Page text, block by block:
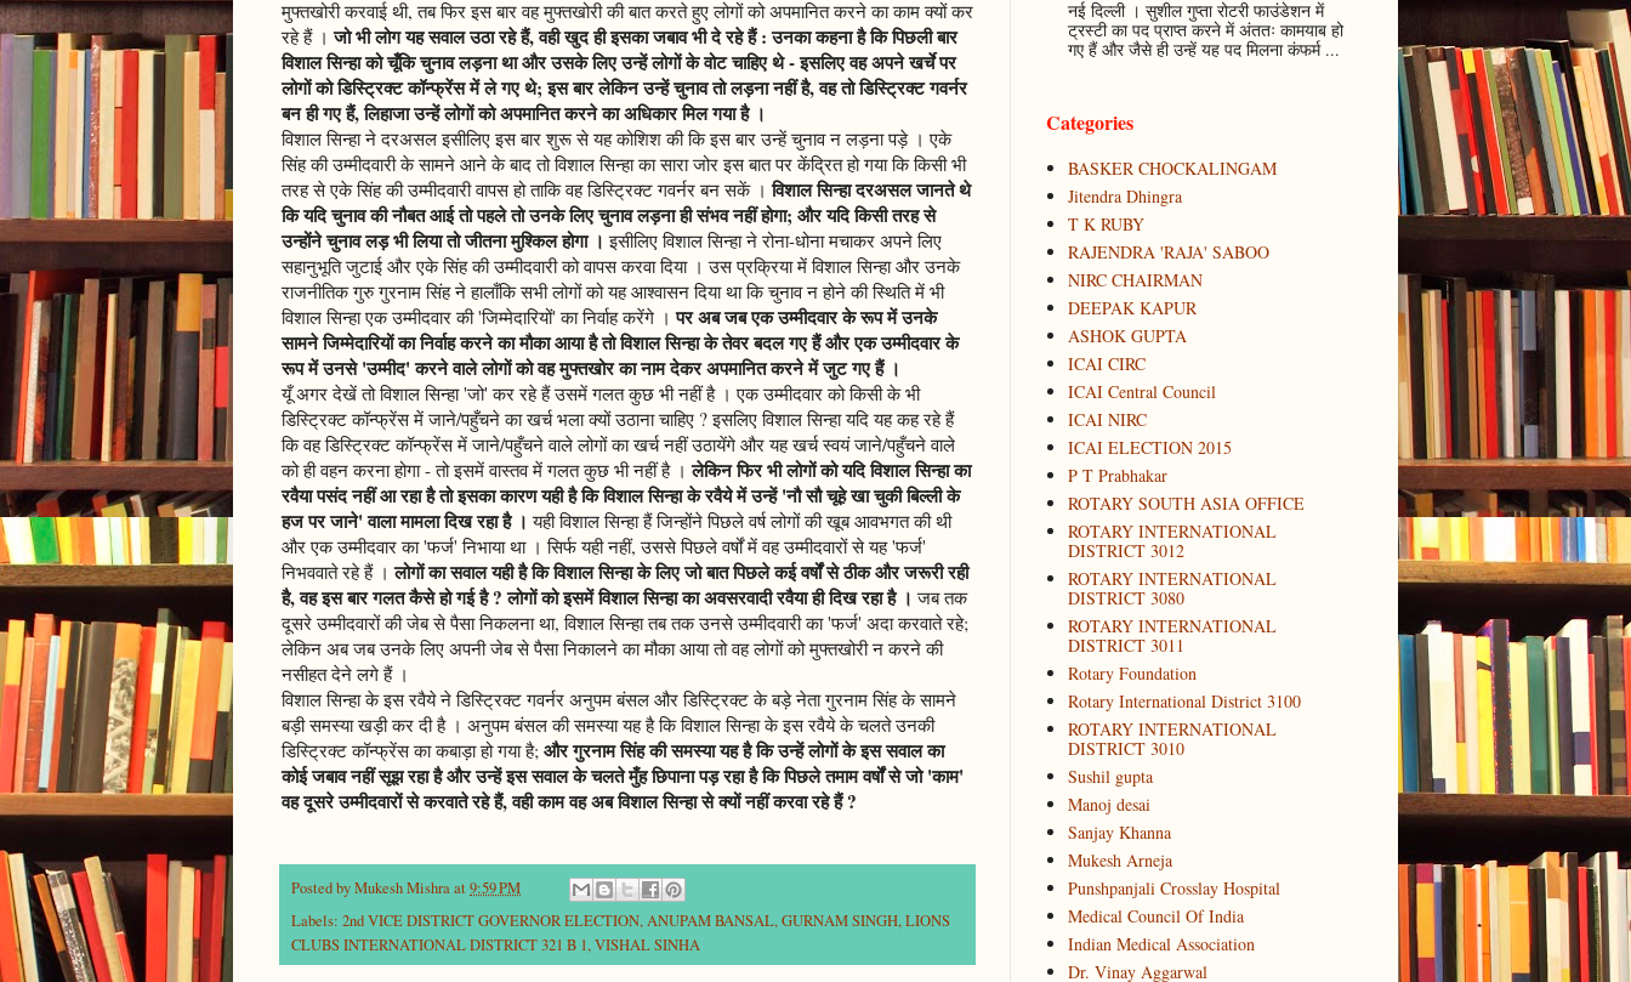
मुफ्तखोरी करवाई थी, तब फिर इस बार वह मुफ्तखोरी की बात करते हुए लोगों को अपमानित करने का काम क्यों कर
रहे हैं ।जो भी लोग यह सवाल उठा रहे हैं, वही खुद ही इसका जबाव भी दे रहे हैं : उनका कहना है कि पिछली बार
विशाल सिन्हा को चूँकि चुनाव लड़ना था और उसके लिए उन्हें लोगों के वोट चाहिए थे - इसलिए वह अपने खर्चे पर
लोगों को डिस्ट्रिक्ट कॉन्फ्रेंस में ले गए थे; इस बार लेकिन उन्हें चुनाव तो लड़ना नहीं है, वह तो डिस्ट्रिक्ट गवर्नर
बन ही गए हैं, लिहाजा उन्हें लोगों को अपमानित करने का अधिकार मिल गया है ।
विशाल सिन्हा ने दरअसल इसीलिए इस बार शुरू से यह कोशिश की कि इस बार उन्हें चुनाव न लड़ना पड़े । एके
सिंह की उम्मीदवारी के सामने आने के बाद तो विशाल सिन्हा का सारा जोर इस बात पर केंद्रित हो गया कि किसी भी
तरह से एके सिंह की उम्मीदवारी वापस हो ताकि वह डिस्ट्रिक्ट गवर्नर बन सकें ।विशाल सिन्हा दरअसल जानते थे
कि यदि चुनाव की नौबत आई तो पहले तो उनके लिए चुनाव लड़ना ही संभव नहीं होगा; और यदि किसी तरह से
उन्होंने चुनाव लड़ भी लिया तो जीतना मुश्किल होगा । इसीलिए विशाल सिन्हा ने रोना-धोना मचाकर अपने लिए
सहानुभूति जुटाई और एके सिंह की उम्मीदवारी को वापस करवा दिया । उस प्रक्रिया में विशाल सिन्हा और उनके
राजनीतिक गुरु गुरनाम सिंह ने हालाँकि सभी लोगों को यह आश्वासन दिया था कि चुनाव न होने की स्थिति में भी
विशाल सिन्हा एक उम्मीदवार की 'जिम्मेदारियों' का निर्वाह करेंगे ।पर अब जब एक उम्मीदवार के रूप में उनके
सामने जिम्मेदारियों का निर्वाह करने का मौका आया है तो विशाल सिन्हा के तेवर बदल गए हैं और एक उम्मीदवार के
रूप में उनसे 'उम्मीद' करने वाले लोगों को वह मुफ्तखोर का नाम देकर अपमानित करने में जुट गए हैं ।
यूँ अगर देखें तो विशाल सिन्हा 'जो' कर रहे हैं उसमें गलत कुछ भी नहीं है । एक उम्मीदवार को किसी के भी
डिस्ट्रिक्ट कॉन्फ्रेंस में जाने/पहुँचने का खर्च भला क्यों उठाना चाहिए ? इसलिए विशाल सिन्हा यदि यह कह रहे हैं
कि वह डिस्ट्रिक्ट कॉन्फ्रेंस में जाने/पहुँचने वाले लोगों का खर्च नहीं उठायेंगे और यह खर्च स्वयं जाने/पहुँचने वाले
को ही वहन करना होगा - तो इसमें वास्तव में गलत कुछ भी नहीं है ।लेकिन फिर भी लोगों को यदि विशाल सिन्हा का
रवैया पसंद नहीं आ रहा है तो इसका कारण यही है कि विशाल सिन्हा के रवैये में उन्हें 'नौ सौ चूहे खा चुकी बिल्ली के
हज पर जाने' वाला मामला दिख रहा है । यही विशाल सिन्हा हैं जिन्होंने पिछले वर्ष लोगों की खूब आवभगत की थी
और एक उम्मीदवार का 'फर्ज' निभाया था । सिर्फ यही नहीं, उससे पिछले वर्षों में वह उम्मीदवारों से यह 'फर्ज'
निभववाते रहे हैं ।लोगों का सवाल यही है कि विशाल सिन्हा के लिए जो बात पिछले कई वर्षों से ठीक और जरूरी रही
है, वह इस बार गलत कैसे हो गई है ? लोगों को इसमें विशाल सिन्हा का अवसरवादी रवैया ही दिख रहा है । जब तक
दूसरे उम्मीदवारों की जेब से पैसा निकलना था, विशाल सिन्हा तब तक उनसे उम्मीदवारी का 'फर्ज' अदा करवाते रहे;
लेकिन अब जब उनके लिए अपनी जेब से पैसा निकालने का मौका आया तो वह लोगों को मुफ्तखोरी न करने की
नसीहत देने लगे हैं ।
विशाल सिन्हा के इस रवैये ने डिस्ट्रिक्ट गवर्नर अनुपम बंसल और डिस्ट्रिक्ट के बड़े नेता गुरनाम सिंह के सामने
बड़ी समस्या खड़ी कर दी है । अनुपम बंसल की समस्या यह है कि विशाल सिन्हा के इस रवैये के चलते उनकी
डिस्ट्रिक्ट कॉन्फ्रेंस का कबाड़ा हो गया है; और गुरनाम सिंह की समस्या यह है कि उन्हें लोगों के इस सवाल का
कोई जबाव नहीं सूझ रहा है और उन्हें इस सवाल के चलते मुँह छिपाना पड़ रहा है कि पिछले तमाम वर्षों से जो 'काम'
वह दूसरे उम्मीदवारों से करवाते रहे हैं, वही काम वह अब विशाल सिन्हा से क्यों नहीं करवा रहे हैं ?
Posted byMukesh Mishraat 9:59 PM
Labels: 2nd VICE DISTRICT GOVERNOR ELECTION,ANUPAM BANSAL,GURNAM SINGH,LIONS
CLUBS INTERNATIONAL DISTRICT 321 B 1,VISHAL SINHA
नई दिल्ली । सुशील गुप्ता रोटरी फाउंडेशन में
ट्रस्टी का पद प्राप्त करने में अंततः कामयाब हो
गए हैं और जैसे ही उन्हें यह पद मिलना कंफर्म ...
Categories
BASKER CHOCKALINGAM
Jitendra Dhingra
T K RUBY
RAJENDRA 'RAJA' SABOO
NIRC CHAIRMAN
DEEPAK KAPUR
ASHOK GUPTA
ICAI CIRC
ICAI Central Council
ICAI NIRC
ICAI ELECTION 2015
P T Prabhakar
ROTARY SOUTH ASIA OFFICE
ROTARY INTERNATIONAL
DISTRICT 3012
ROTARY INTERNATIONAL
DISTRICT 3080
ROTARY INTERNATIONAL
DISTRICT 3011
Rotary Foundation
Rotary International District 3100
ROTARY INTERNATIONAL
DISTRICT 3010
Sushil gupta
Manoj desai
Sanjay Khanna
Mukesh Arneja
Punshpanjali Crosslay Hospital
Medical Council Of India
Indian Medical Association
Dr. Vinay Aggarwal